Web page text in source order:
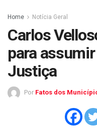
Home Notícia Geral
Carlos
para
Justiça
Por Fatos dos